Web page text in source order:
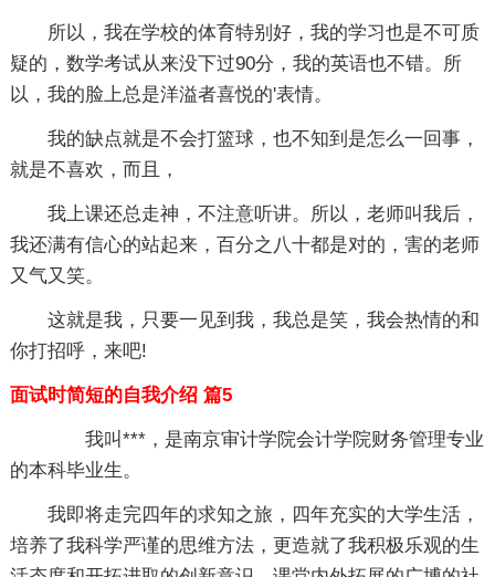
所以，我在学校的体育特别好，我的学习也是不可质
疑的，数学考试从来没下过90分，我的英语也不错。所
以，我的脸上总是洋溢者喜悦的'表情。
我的缺点就是不会打篮球，也不知到是怎么一回事，
就是不喜欢，而且，
我上课还总走神，不注意听讲。所以，老师叫我后，
我还满有信心的站起来，百分之八十都是对的，害的老师
又气又笑。
这就是我，只要一见到我，我总是笑，我会热情的和
你打招呼，来吧!
面试时简短的自我介绍 篇5
我叫***，是南京审计学院会计学院财务管理专业
的本科毕业生。
我即将走完四年的求知之旅，四年充实的大学生活，
培养了我科学严谨的思维方法，更造就了我积极乐观的生